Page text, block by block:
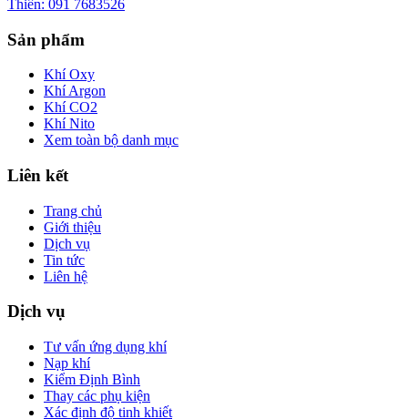
Thiên: 091 7683526
Sản phẩm
Khí Oxy
Khí Argon
Khí CO2
Khí Nito
Xem toàn bộ danh mục
Liên kết
Trang chủ
Giới thiệu
Dịch vụ
Tin tức
Liên hệ
Dịch vụ
Tư vấn ứng dụng khí
Nạp khí
Kiểm Định Bình
Thay các phụ kiện
Xác định độ tinh khiết